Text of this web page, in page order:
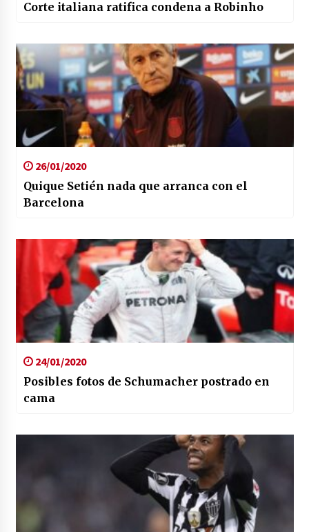
Corte italiana ratifica condena a Robinho
26/01/2020
Quique Setién nada que arranca con el
Barcelona
24/01/2020
Posibles fotos de Schumacher postrado en
cama